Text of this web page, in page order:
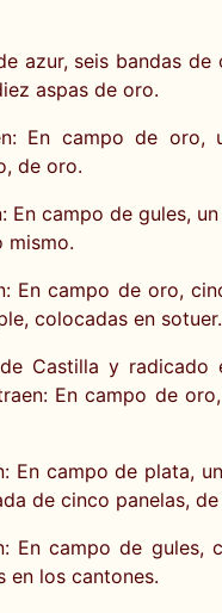
azur, seis bandas de
aspas de oro.
En campo de oro,
de oro.
En campo de gules,
mismo.
En campo de oro,
colocadas en sotuer.
Castilla y radicado
En campo de
En campo de plata,
de cinco panelas,
En campo de gules,
en los cantones.